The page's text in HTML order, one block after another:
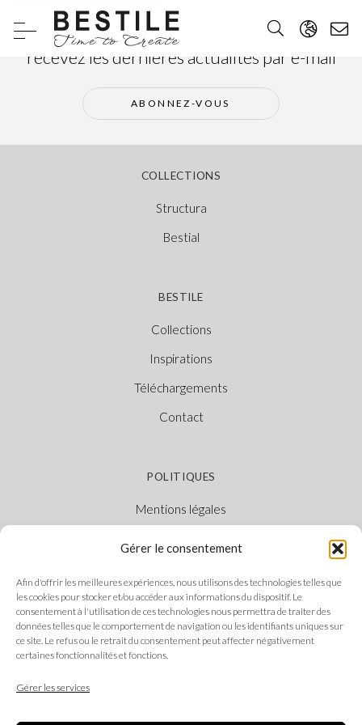
Gérer le consentement
Afin d'offrir les meilleures expériences, nous utilisons des technologies telles que
les cookies pour stocker et/ou accéder aux informations du dispositif. Le
consentement à l'utilisation de ces technologies nous permettra de traiter des
données telles que le comportement de navigation ou les identifiants uniques sur
ce site. Le refus ou le retrait du consentement peut affecter négativement
certaines fonctionnalités et fonctions.
Gérer les services
Abonnez-vous à notre newsletter et
recevez les dernières actualités par e-mail
ABONNEZ-VOUS
COLLECTIONS
Structura
Bestial
BESTILE
Collections
Inspirations
Téléchargements
Contact
POLITIQUES
Mentions légales
Canal Éthique
SUIVEZ-NOUS